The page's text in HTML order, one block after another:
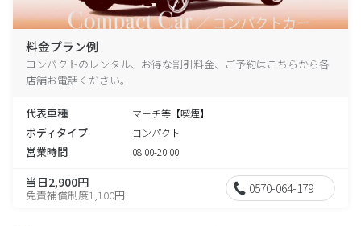
料金プラン例
コンパクトのレンタル、お得な割引料金、ご予約はこちらから各
店舗お電話ください。
代表車種 マーチ等【喫煙】
ボディタイプ コンパクト
営業時間 08:00-20:00
当日2,900円
免責補償制度1,100円 0570-064-179